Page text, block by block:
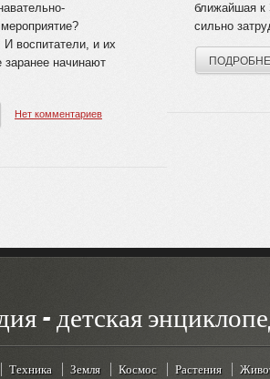
И воспитатели, и их
заранее начинают
Нет комментариев
ближайшая к
сильно
- детская
Техника Земля Космос Растения